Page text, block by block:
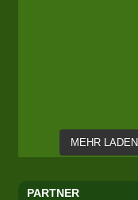
MEHR LADEN
PARTNER